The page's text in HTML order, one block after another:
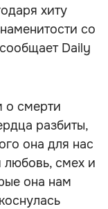
хиту
со
Daily
о смерти
разбиты,
она для нас
любовь, смех и
она нам